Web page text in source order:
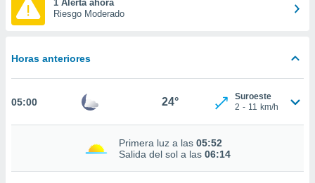
permite
seguir
coste.
a la
1 Alerta ahora
Riesgo Moderado
Horas anteriores
05:00 24°
Suroeste
2 - 11 km/h
Primera luz a las 05:52
Salida del sol a las 06:14